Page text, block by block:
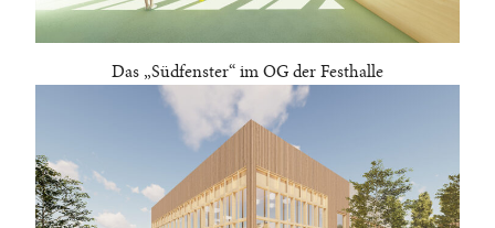
Das „Südfenster“ im OG der Festhalle